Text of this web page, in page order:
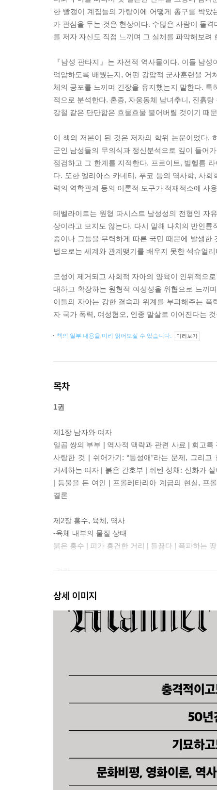
한 빨갱이 계집들의 가랑이에 어떻게 총구를 박
가 관심을 두는 것은 현상이다. 수많은 사람이 돌
를 저자 자신도 직접 느끼며 그 실체를 파악해보려
『남성 판타지』는 자전적 역사물이다. 이들 남
억압하도록 배웠는지, 어떤 강압적 군사훈련을
체의 공포를 느끼며 긴장을 유지했는지 말한다.
적으로 분석한다. 혼종, 자웅동체 남녀추니, 진흙
강철 같은 단단함은 흐물흐물 불어버릴 것이기 때
이 책의 저본이 된 것은 저자의 학위 논문이었다.
군인 남성들의 무의식과 정신분석으로 깊이 들어
점검하고 그 한계를 지적한다. 프로이트, 빌헬름
다. 또한 엘리아스 카네티, 푸코 등의 역사학, 사
력의 역학관계 등의 이론적 도구가 적재적소에 사
테벨라이트는 원형 파시스트 남성성의 전형인 자
상이라고 보지도 않는다. 다시 말해 나치의 반인
종이나 그들을 무력하게 따른 국민 때문에 발생
법으로는 세계와 관계맺기를 배우지 못한 섹슈얼
모성이 제거되고 사회적 자아의 양육이 인위적으
대하고 확장하는 원형적 여성성을 위협으로 느끼
이들의 자아는 강한 결속과 위계를 부과해주는
자 국가 폭력, 여성혐오, 인종 말살로 이어진다는
책의 일부 내용을 미리 읽어보실 수 있습니다. 미리보기
목차
1권
제1장 남자와 여자
일곱 쌍의 부부 | 역사적 맥락과 관련 사료 | 회고
사랑한 것 | 쉬어가기: “동성애”라는 문제, 그리
거세하는 여자 | 붉은 간호부 | 쥐텐 성채: 신화가
| 등불을 든 여인 | 프롤레타리아 계급의 현실, 프
결론
제2장 홍수, 육체, 역사
-육체 내부의 물질 상태
붉은 홍수 | 피가 흥건한 거리 | 들끓다 | 폭파하는
-격랑
-여자를 멀리하기 위한 갑옷
초기 부르주아 역사: 세계와 육체의 탈경계화/경
그리고 “순백의 여인”: 육체의 도형화 | 홀로 그리
-이성 관계의 결여를 억지로 유지하기 위한 몇몇 방
들어가며 | 여성 육체, “새로운 풍기”의 대상 | 여
더러움 | 진흙탕 | 늪 | 가래 | 곤죽 | “뒷구멍” | 똥 |
-댐과 홍수, 군중 행진의 제의
상세 이미지